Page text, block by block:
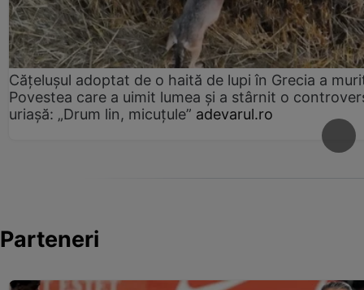
Cățelușul adoptat de o haită de lupi în Grecia a
Povestea care a uimit lumea și a stârnit o
uriașă: „Drum lin, micuțule” adevarul.ro
Parteneri